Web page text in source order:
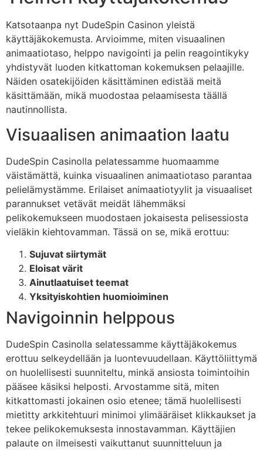
Katsotaanpa nyt DudeSpin Casinon yleistä
käyttäjäkokemusta. Arvioimme, miten visuaalinen
animaatiotaso, helppo navigointi ja pelin reagointikyky
yhdistyvät luoden kitkattoman kokemuksen pelaajille.
Näiden osatekijöiden käsittäminen edistää meitä
käsittämään, mikä muodostaa pelaamisesta täällä
nautinnollista.
Visuaalisen animaation laatu
DudeSpin Casinolla pelatessamme huomaamme
väistämättä, kuinka visuaalinen animaatiotaso parantaa
pelielämystämme. Erilaiset animaatiotyylit ja visuaaliset
parannukset vetävät meidät lähemmäksi
pelikokemukseen muodostaen jokaisesta pelisessiosta
vieläkin kiehtovamman. Tässä on se, mikä erottuu:
Sujuvat siirtymät
Eloisat värit
Ainutlaatuiset teemat
Yksityiskohtien huomioiminen
Navigoinnin helppous
DudeSpin Casinolla selatessamme käyttäjäkokemus
erottuu selkeydellään ja luontevuudellaan. Käyttöliittymä
on huolellisesti suunniteltu, minkä ansiosta toimintoihin
pääsee käsiksi helposti. Arvostamme sitä, miten
kitkattomasti jokainen osio etenee; tämä huolellisesti
mietitty arkkitehtuuri minimoi ylimääräiset klikkaukset ja
tekee pelikokemuksesta innostavamman. Käyttäjien
palaute on ilmeisesti vaikuttanut suunnitteluun ja